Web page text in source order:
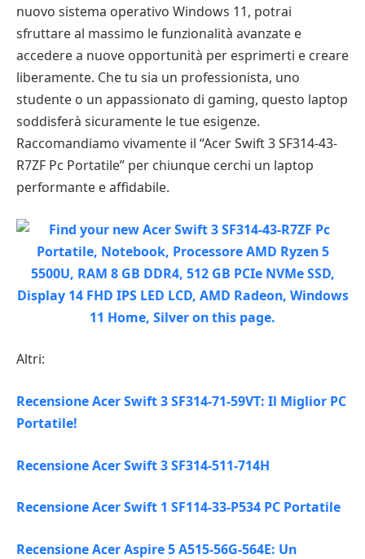
nuovo sistema operativo Windows 11, potrai
sfruttare al massimo le funzionalità avanzate e
accedere a nuove opportunità per esprimerti e creare
liberamente. Che tu sia un professionista, uno
studente o un appassionato di gaming, questo laptop
soddisferà sicuramente le tue esigenze.
Raccomandiamo vivamente il “Acer Swift 3 SF314-43-
R7ZF Pc Portatile” per chiunque cerchi un laptop
performante e affidabile.
Altri:
Recensione Acer Swift 3 SF314-71-59VT: Il Miglior PC
Portatile!
Recensione Acer Swift 3 SF314-511-714H
Recensione Acer Swift 1 SF114-33-P534 PC Portatile
Recensione Acer Aspire 5 A515-56G-564E: Un